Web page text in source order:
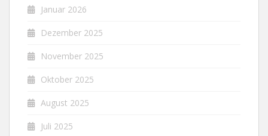
Januar 2026
Dezember 2025
November 2025
Oktober 2025
August 2025
Juli 2025